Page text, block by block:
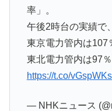
率」。
午後2時台の実績で、
東京電力管内は107
東北電力管内は97
https://t.co/
— NHKニュース